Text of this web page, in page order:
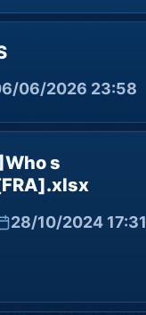
06/2026 23:58
s
28/10/2024 17:31